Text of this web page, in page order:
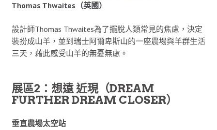
Thomas Thwaites（英國）
設計師Thomas Thwaites為了擺脫人類常見的焦慮，決定
裝扮成山羊，並到瑞士阿爾卑斯山的一座農場與羊群生活
三天，藉此感受山羊的無憂無慮。
展區2：想遠 近現（DREAM
FURTHER DREAM CLOSER）
垂直農場太空站